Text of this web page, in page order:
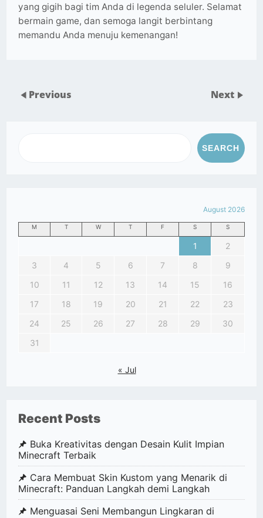
yang gigih bagi tim Anda di legenda seluler. Selamat
bermain game, dan semoga langit berbintang
memandu Anda menuju kemenangan!
Previous Next
SEARCH
August 2026
M T W T F S S
1
2
3
4 5 6 7 8
9
10
11 12 13 14 15
16
17
18 19 20 21 22
23
24
25 26 27 28 29
30
31
« Jul
Recent Posts
Buka Kreativitas dengan Desain Kulit Impian
Minecraft Terbaik
Cara Membuat Skin Kustom yang Menarik di
Minecraft: Panduan Langkah demi Langkah
Menguasai Seni Membangun Lingkaran di